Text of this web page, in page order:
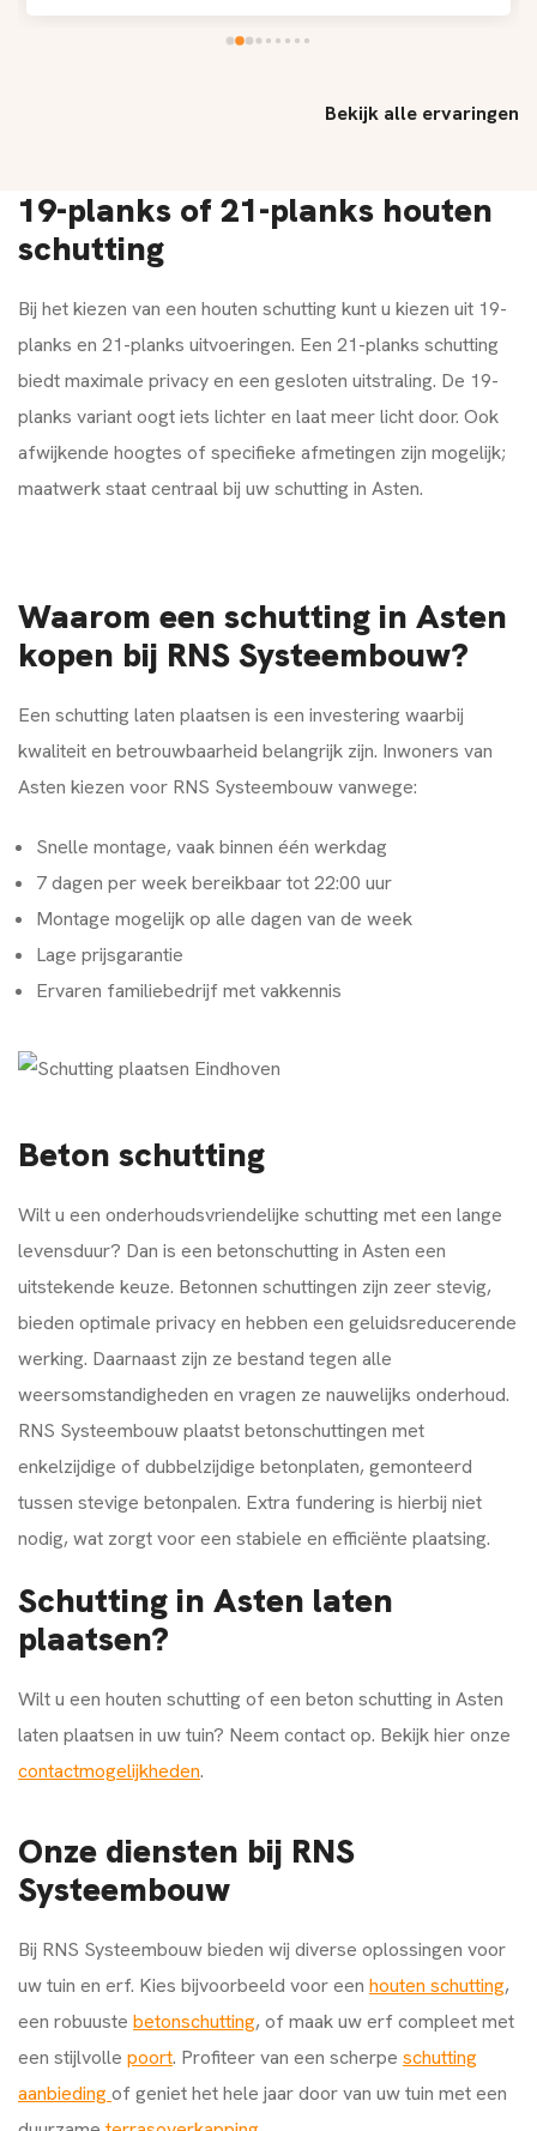
Bekijk alle ervaringen
19-planks of 21-planks houten
schutting
Bij het kiezen van een houten schutting kunt u kiezen uit 19-
planks en 21-planks uitvoeringen. Een 21-planks schutting
biedt maximale privacy en een gesloten uitstraling. De 19-
planks variant oogt iets lichter en laat meer licht door. Ook
afwijkende hoogtes of specifieke afmetingen zijn mogelijk;
maatwerk staat centraal bij uw schutting in Asten.
Waarom een schutting in Asten
kopen bij RNS Systeembouw?
Een schutting laten plaatsen is een investering waarbij
kwaliteit en betrouwbaarheid belangrijk zijn. Inwoners van
Asten kiezen voor RNS Systeembouw vanwege:
Snelle montage, vaak binnen één werkdag
7 dagen per week bereikbaar tot 22:00 uur
Montage mogelijk op alle dagen van de week
Lage prijsgarantie
Ervaren familiebedrijf met vakkennis
Beton schutting
Wilt u een onderhoudsvriendelijke schutting met een lange
levensduur? Dan is een betonschutting in Asten een
uitstekende keuze. Betonnen schuttingen zijn zeer stevig,
bieden optimale privacy en hebben een geluidsreducerende
werking. Daarnaast zijn ze bestand tegen alle
weersomstandigheden en vragen ze nauwelijks onderhoud.
RNS Systeembouw plaatst betonschuttingen met
enkelzijdige of dubbelzijdige betonplaten, gemonteerd
tussen stevige betonpalen. Extra fundering is hierbij niet
nodig, wat zorgt voor een stabiele en efficiënte plaatsing.
Schutting in Asten laten
plaatsen?
Wilt u een houten schutting of een beton schutting in Asten
laten plaatsen in uw tuin? Neem contact op. Bekijk hier onze
contactmogelijkheden.
Onze diensten bij RNS
Systeembouw
Bij RNS Systeembouw bieden wij diverse oplossingen voor
uw tuin en erf. Kies bijvoorbeeld voor een houten schutting,
een robuuste betonschutting, of maak uw erf compleet met
een stijlvolle poort. Profiteer van een scherpe schutting
aanbiedingof geniet het hele jaar door van uw tuin met een